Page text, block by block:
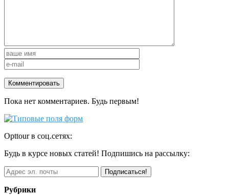
Пока нет комментариев. Будь первым!
Opttour в соц.сетях:
Будь в курсе новых статей! Подпишись на рассылку:
Рубрики